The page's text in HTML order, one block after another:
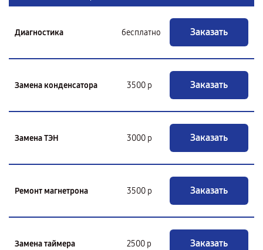
Диагностика бесплатно Заказать
Замена конденсатора 3500 р Заказать
Замена ТЭН 3000 р Заказать
Ремонт магнетрона 3500 р Заказать
Замена таймера 2500 р Заказать